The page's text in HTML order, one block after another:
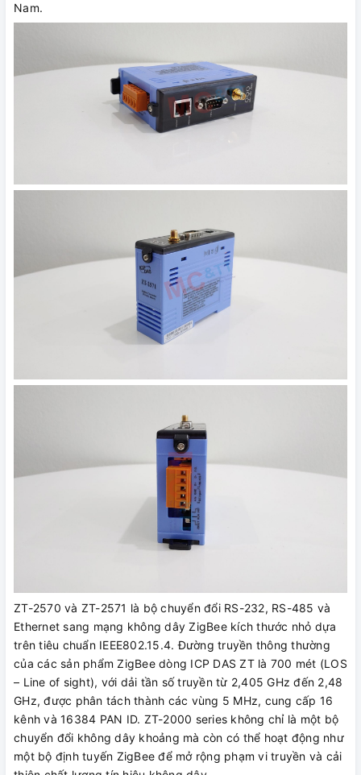
Nam.
ZT-2570 và ZT-2571 là bộ chuyển đổi RS-232, RS-485 và
Ethernet sang mạng không dây ZigBee kích thước nhỏ dựa
trên tiêu chuẩn IEEE802.15.4. Đường truyền thông thường
của các sản phẩm ZigBee dòng ICP DAS ZT là 700 mét (LOS
– Line of sight), với dải tần số truyền từ 2,405 GHz đến 2,48
GHz, được phân tách thành các vùng 5 MHz, cung cấp 16
kênh và 16384 PAN ID. ZT-2000 series không chỉ là một bộ
chuyển đổi không dây khoảng mà còn có thể hoạt động như
một bộ định tuyến ZigBee để mở rộng phạm vi truyền và cải